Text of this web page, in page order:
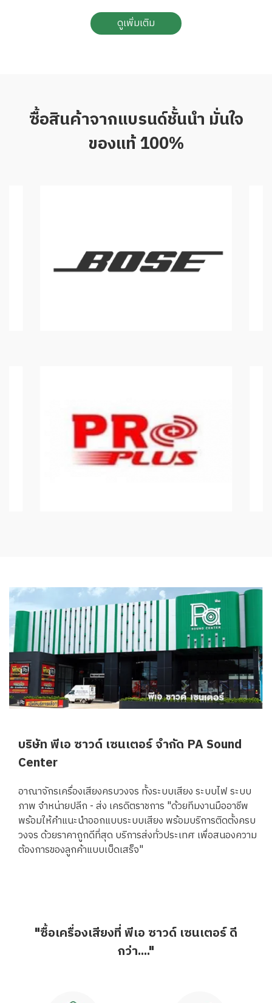
ดูเพิ่มเติม
ซื้อสินค้าจากแบรนด์ชั้นนำ มั่นใจ
ของแท้ 100%
บริษัท พีเอ ซาวด์ เซนเตอร์ จำกัด PA Sound
Center
อาณาจักรเครื่องเสียงครบวงจร ทั้งระบบเสียง ระบบไฟ ระบบ
ภาพ จำหน่ายปลีก - ส่ง เครดิตราชการ "ด้วยทีมงานมืออาชีพ
พร้อมให้คำแนะนำออกแบบระบบเสียง พร้อมบริการติดตั้งครบ
วงจร ด้วยราคาถูกดีที่สุด บริการส่งทั่วประเทศ เพื่อสนองความ
ต้องการของลูกค้าแบบเบ็ดเสร็จ"
"ซื้อเครื่องเสียงที่ พีเอ ซาวด์ เซนเตอร์ ดี
กว่า...."